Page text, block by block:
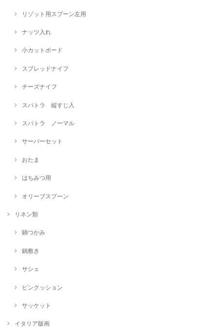
リゾット用スプーン左用
ナッツ入れ
小カットボード
スプレッドナイフ
チーズナイフ
スパトラ 縦すじ入
スパトラ ノーマル
サーバーセット
おたま
はちみつ用
オリーブスプーン
リネン類
鍋つかみ
鍋敷き
サシェ
ピンクッション
サッケット
イタリア版画